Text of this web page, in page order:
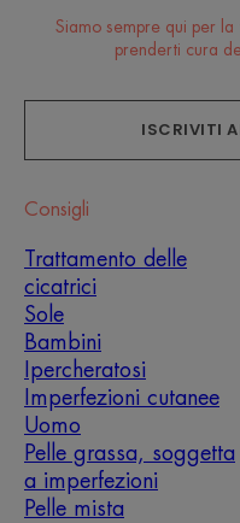
Siamo sempre qui per
prenderti cura
ISCRIVITI
Consigli
Trattamento delle
cicatrici
Sole
Bambini
Ipercheratosi
Imperfezioni cutanee
Uomo
Pelle grassa, soggetta
a imperfezioni
Pelle mista